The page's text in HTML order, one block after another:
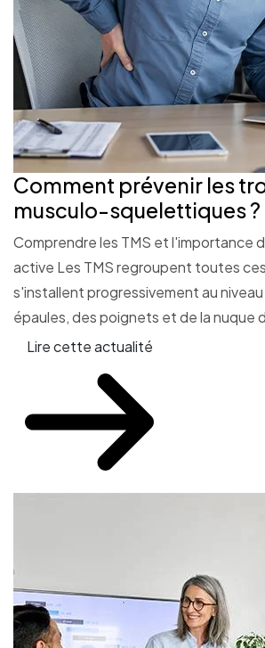
Comment prévenir les
musculo-squelettiques ?
Comprendre les TMS et l'importance
active Les TMS regroupent toutes
s'installent progressivement au
épaules, des poignets et de la nuque
Lire cette actualité